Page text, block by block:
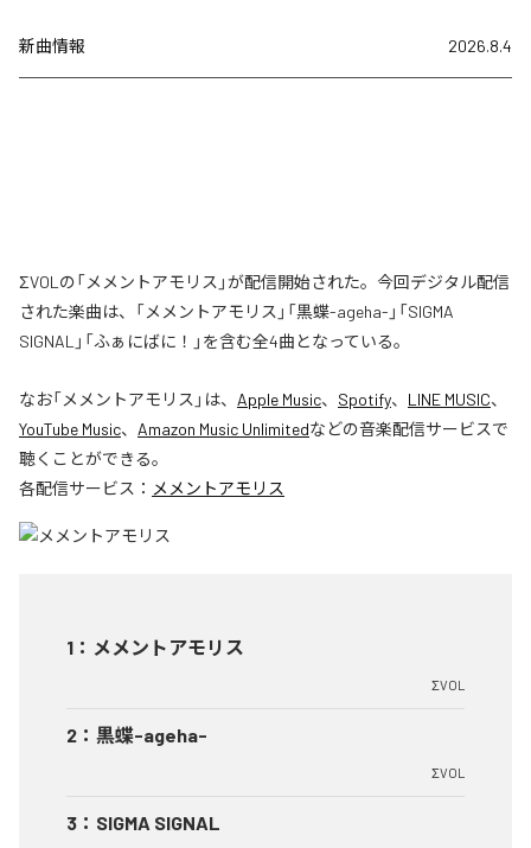
新曲情報 2026.8.4
ΣVOLの「メメントアモリス」が配信開始された。今回デジタル配信
された楽曲は、「メメントアモリス」「黒蝶-ageha-」「SIGMA
SIGNAL」「ふぁにばに！」を含む全4曲となっている。
なお「メメントアモリス 」は、 Apple Music、 Spotify、 LINE MUSIC、
YouTube Music、 Amazon Music Unlimitedなどの音楽配信サービスで
聴くことができる。
各配信サービス： メメントアモリス
1 ： メメントアモリス
ΣVOL
2 ： 黒蝶-ageha-
ΣVOL
3 ： SIGMA SIGNAL